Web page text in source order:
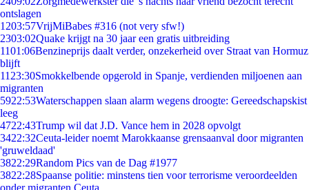
ontslagen
1203:57VrijMiBabes #316 (not very sfw!)
2303:02Quake krijgt na 30 jaar een gratis uitbreiding
1101:06Benzineprijs daalt verder, onzekerheid over Straat van Hormuz
blijft
11 23:30Smokkelbende opgerold in Spanje, verdienden miljoenen aan
migranten
5922:53Waterschappen slaan alarm wegens droogte: Gereedschapskist
leeg
4722:43Trump wil dat J.D. Vance hem in 2028 opvolgt
3422:32Ceuta-leider noemt Marokkaanse grensaanval door migranten
'gruweldaad'
3822:29Random Pics van de Dag #1977
3822:28Spaanse politie: minstens tien voor terrorisme veroordeelden
onder migranten Ceuta